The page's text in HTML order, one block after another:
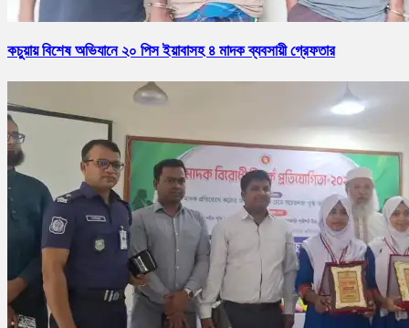
কচুয়ায় বিশেষ অভিযানে ২০ পিস ইয়াবাসহ ৪ মাদক ব্যবসায়ী গ্রেফতার